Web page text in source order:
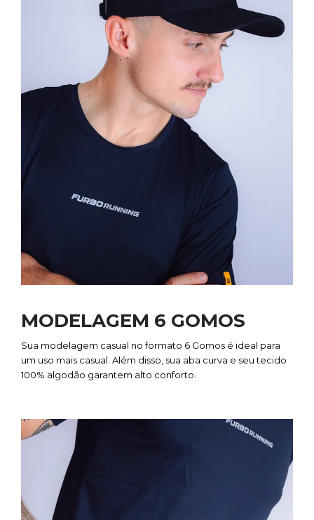
MODELAGEM 6 GOMOS
Sua modelagem casual no formato 6 Gomos é ideal para
um uso mais casual. Além disso, sua aba curva e seu tecido
100% algodão garantem alto conforto.